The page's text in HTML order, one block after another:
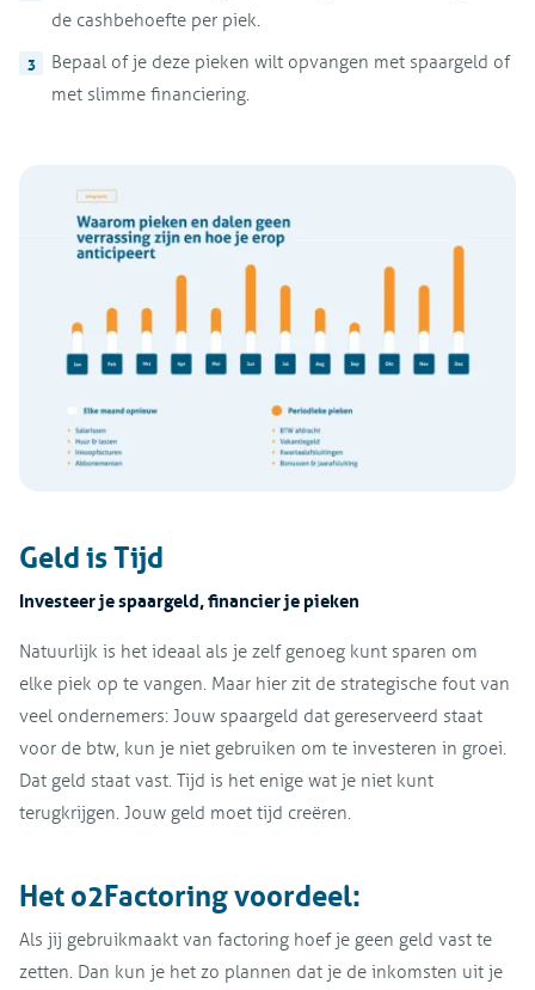
de cashbehoefte per piek.
Bepaal of je deze pieken wilt opvangen met spaargeld of
met slimme financiering.
Geld is Tijd
Investeer je spaargeld, financier je pieken
Natuurlijk is het ideaal als je zelf genoeg kunt sparen om
elke piek op te vangen. Maar hier zit de strategische fout van
veel ondernemers: Jouw spaargeld dat gereserveerd staat
voor de btw, kun je niet gebruiken om te investeren in groei.
Dat geld staat vast. Tijd is het enige wat je niet kunt
terugkrijgen. Jouw geld moet tijd creëren.
Het o2Factoring voordeel:
Als jij gebruikmaakt van factoring hoef je geen geld vast te
zetten. Dan kun je het zo plannen dat je de inkomsten uit je